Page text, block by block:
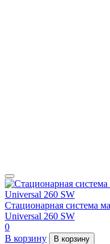
Стационарная система
Universal 260 SW
0
В корзину
В корзину